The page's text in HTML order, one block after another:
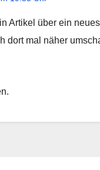
Artikel über ein
dort mal näher